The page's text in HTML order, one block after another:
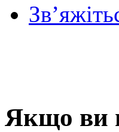
Якщо ви